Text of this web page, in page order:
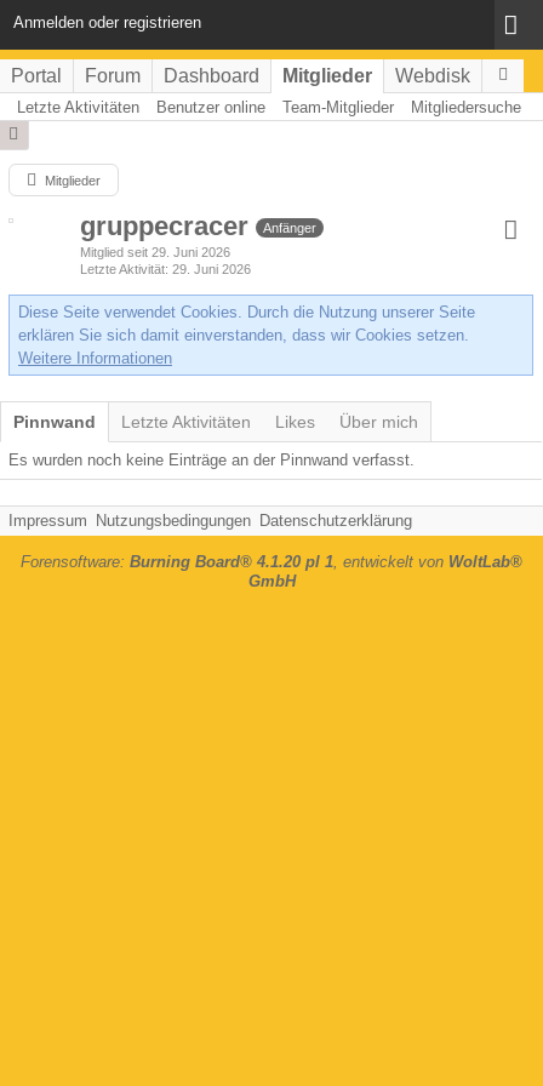
Anmelden oder registrieren
Portal Forum Dashboard Mitglieder Webdisk
Letzte Aktivitäten Benutzer online Team-Mitglieder Mitgliedersuche
Mitglieder
gruppecracer
Anfänger
Mitglied seit 29. Juni 2026
Letzte Aktivität 29. Juni 2026
Diese Seite verwendet Cookies. Durch die Nutzung unserer Seite
erklären Sie sich damit einverstanden, dass wir Cookies setzen.
Weitere Informationen
Pinnwand Letzte Aktivitäten Likes Über mich
Es wurden noch keine Einträge an der Pinnwand verfasst.
Impressum Nutzungsbedingungen Datenschutzerklärung
Forensoftware: Burning Board® 4.1.20 pl 1, entwickelt von WoltLab®
GmbH